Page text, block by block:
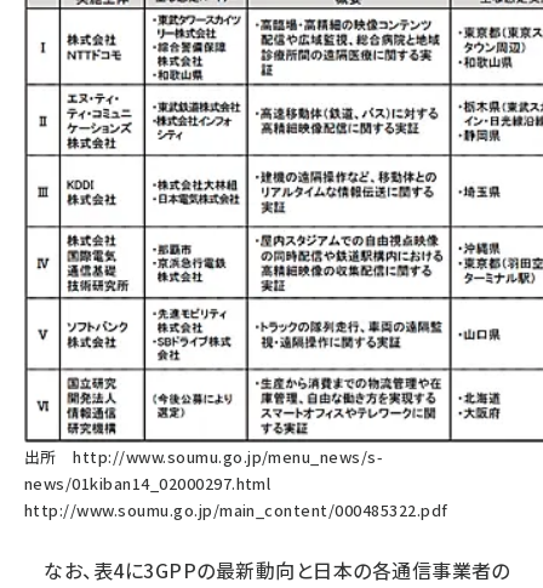
出所http://www.soumu.go.jp/menu_news/s-
news/01kiban14_02000297.html
http://www.soumu.go.jp/main_content/000485322.pdf
なお、表4に3GPPの最新動向と日本の各通信事業者の